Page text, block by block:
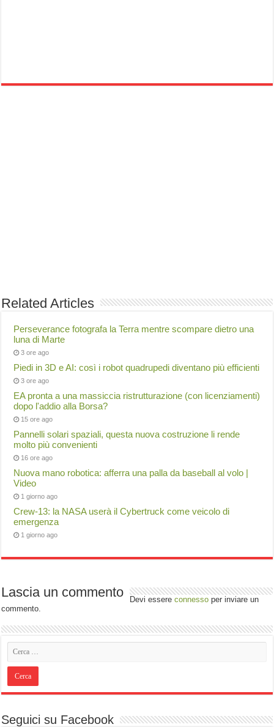
Related Articles
Perseverance fotografa la Terra mentre scompare dietro una
luna di Marte
3 ore ago
Piedi in 3D e AI: così i robot quadrupedi diventano più efficienti
3 ore ago
EA pronta a una massiccia ristrutturazione (con licenziamenti)
dopo l'addio alla Borsa?
15 ore ago
Pannelli solari spaziali, questa nuova costruzione li rende
molto più convenienti
16 ore ago
Nuova mano robotica: afferra una palla da baseball al volo |
Video
1 giorno ago
Crew-13: la NASA userà il Cybertruck come veicolo di
emergenza
1 giorno ago
Lascia un commento Devi essereconnesso per inviare un
commento.
Seguici su Facebook